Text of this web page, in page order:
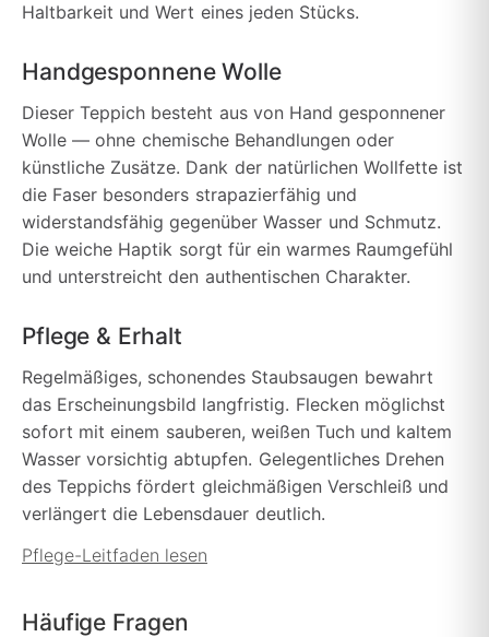
Haltbarkeit und Wert eines jeden Stücks.
Handgesponnene Wolle
Dieser Teppich besteht aus von Hand gesponnener
Wolle — ohne chemische Behandlungen oder
künstliche Zusätze. Dank der natürlichen Wollfette ist
die Faser besonders strapazierfähig und
widerstandsfähig gegenüber Wasser und Schmutz.
Die weiche Haptik sorgt für ein warmes Raumgefühl
und unterstreicht den authentischen Charakter.
Pflege & Erhalt
Regelmäßiges, schonendes Staubsaugen bewahrt
das Erscheinungsbild langfristig. Flecken möglichst
sofort mit einem sauberen, weißen Tuch und kaltem
Wasser vorsichtig abtupfen. Gelegentliches Drehen
des Teppichs fördert gleichmäßigen Verschleiß und
verlängert die Lebensdauer deutlich.
Pflege-Leitfaden lesen
Häufige Fragen